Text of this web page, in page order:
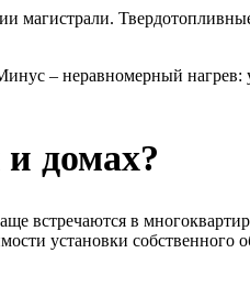
магистрали.
– неравномерный
домах?
встречаются в
установки собственного